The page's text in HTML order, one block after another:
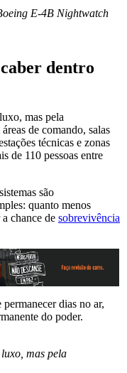
E-4B Nightwatch
dentro
mas pela
de comando, salas
técnicas e zonas
de 110 pessoas entre
são
quanto menos
chance de sobrevivência
dias no ar,
do poder.
mas pela